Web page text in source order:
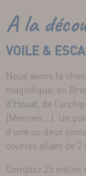
A la
VOILE &
Nous avons la
magnifique, en
d'Houat, de
(Merrien ...). Un
d’une ou deux
courtes allant de 2
Comptez 25